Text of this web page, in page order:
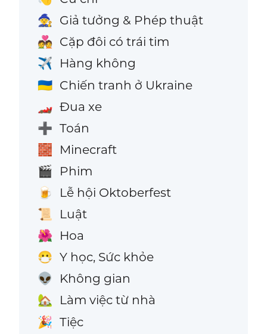
🧙 Giả tưởng & Phép thuật
💑 Cặp đôi có trái tim
✈️ Hàng không
🇺🇦 Chiến tranh ở Ukraine
🏎️ Đua xe
➕ Toán
🧱 Minecraft
🎬 Phim
🍺 Lễ hội Oktoberfest
📜 Luật
🌺 Hoa
😷 Y học, Sức khỏe
👽 Không gian
🏡 Làm việc từ nhà
🎉 Tiệc